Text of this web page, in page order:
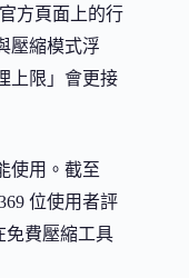
方頁面上的行
壓縮模式浮
上限」會更接
使用。截至
位使用者評
免費壓縮工具